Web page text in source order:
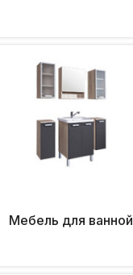
Мебель для ванной